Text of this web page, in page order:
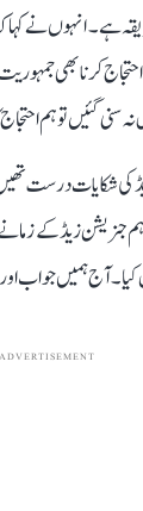
ہے۔ انہوں نے کہا
کرنا بھی
سنی گئیں تو ہم
شکایات درست
ہم جنریشن زیڈ کے
آج ہمیں جواب
ADVERTISEMENT